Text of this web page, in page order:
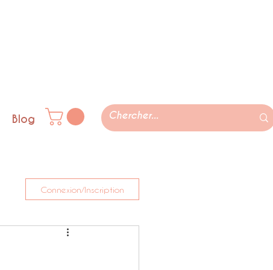
Blog
Connexion/Inscription